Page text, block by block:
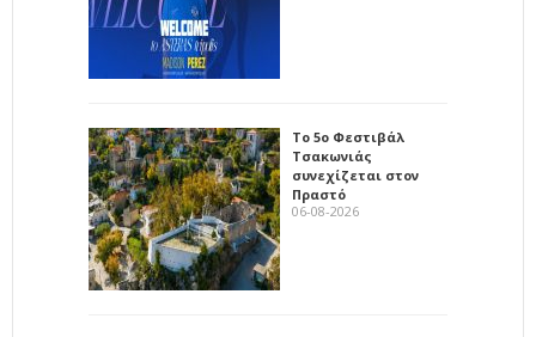
Το 5ο Φεστιβάλ
Τσακωνιάς
συνεχίζεται στον
Πραστό
06-08-2026